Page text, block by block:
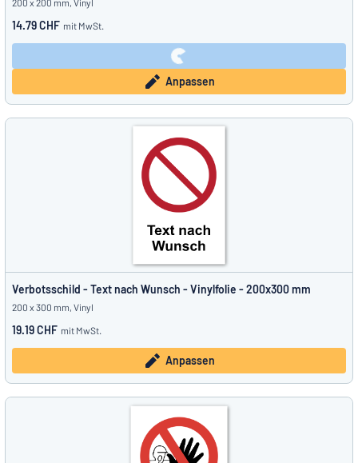
200 x 200 mm, Vinyl
14.79 CHF mit MwSt.
Anpassen
Verbotsschild - Text nach Wunsch - Vinylfolie - 200x300 mm
200 x 300 mm, Vinyl
19.19 CHF mit MwSt.
Anpassen